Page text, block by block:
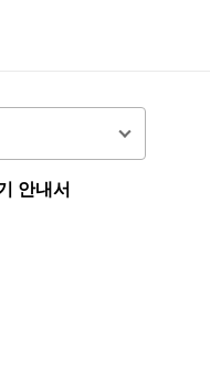
안내서